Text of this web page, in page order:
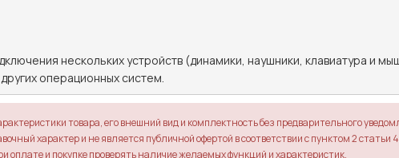
нескольких устройств (динамики, наушники, клавиатура и
операционных систем.
товара, его внешний вид и комплектность без предварительного
характер и не является публичной офертой в соответствии с пунктом 2 статьи
оплате и покупке проверять наличие желаемых функций и характеристик.